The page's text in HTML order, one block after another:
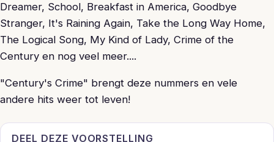
Dreamer, School, Breakfast in America, Goodbye
Stranger, It's Raining Again, Take the Long Way Home,
The Logical Song, My Kind of Lady, Crime of the
Century en nog veel meer....
"Century's Crime" brengt deze nummers en vele
andere hits weer tot leven!
DEEL DEZE VOORSTELLING